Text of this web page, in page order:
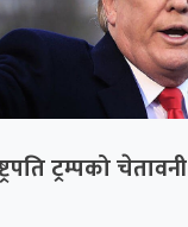
ट्रम्पको चेतावनी